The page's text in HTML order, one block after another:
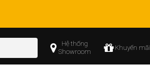
Hệ thống
Showroom
Khuyến mãi